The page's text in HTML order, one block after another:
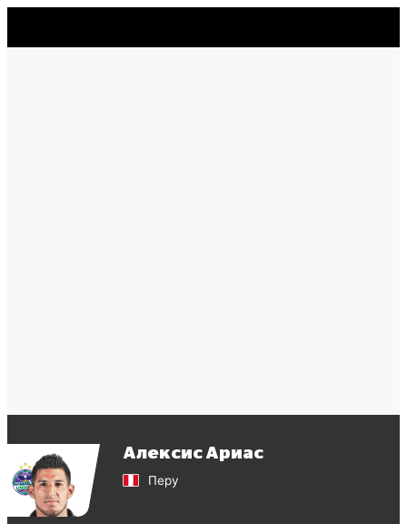
Алексис Ариас
Перу